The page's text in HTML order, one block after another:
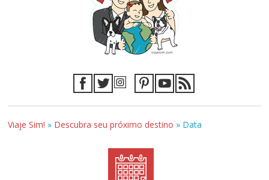
Viaje Sim! » Descubra seu próximo destino » Data